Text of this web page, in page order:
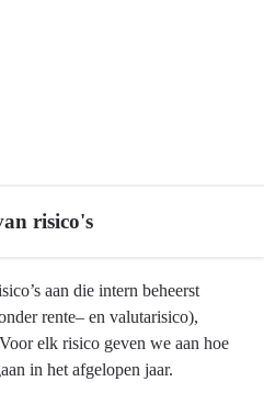
risico's
aan die intern beheerst
rente– en valutarisico),
elk risico geven we aan hoe
in het afgelopen jaar.